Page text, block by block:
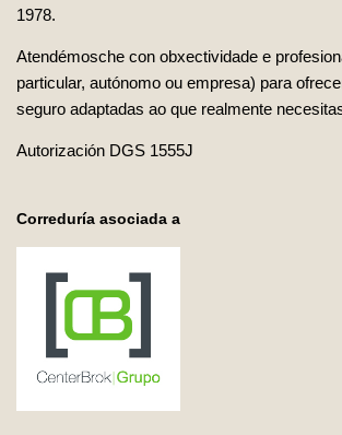
1978.
Atendémosche con obxectividade e
particular, autónomo ou empresa) para
seguro adaptadas ao que realmente
Autorización DGS 1555J
Correduría asociada a